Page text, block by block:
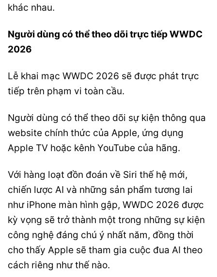
khác nhau.
Người dùng có thể theo dõi trực tiếp WWDC
2026
Lễ khai mạc WWDC 2026 sẽ được phát trực
tiếp trên phạm vi toàn cầu.
Người dùng có thể theo dõi sự kiện thông qua
website chính thức của Apple, ứng dụng
Apple TV hoặc kênh YouTube của hãng.
Với hàng loạt đồn đoán về Siri thế hệ mới,
chiến lược AI và những sản phẩm tương lai
như iPhone màn hình gập, WWDC 2026 được
kỳ vọng sẽ trở thành một trong những sự kiện
công nghệ đáng chú ý nhất năm, đồng thời
cho thấy Apple sẽ tham gia cuộc đua AI theo
cách riêng như thế nào.